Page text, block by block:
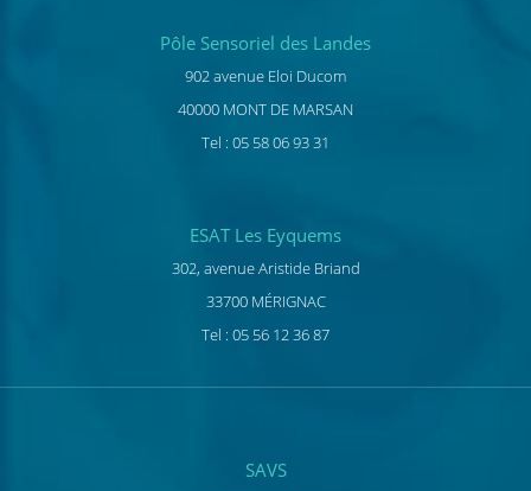
Pôle Sensoriel des Landes
902 avenue Eloi Ducom
40000 MONT DE MARSAN
Tel : 05 58 06 93 31
ESAT Les Eyquems
302, avenue Aristide Briand
33700 MÉRIGNAC
Tel : 05 56 12 36 87
SAVS